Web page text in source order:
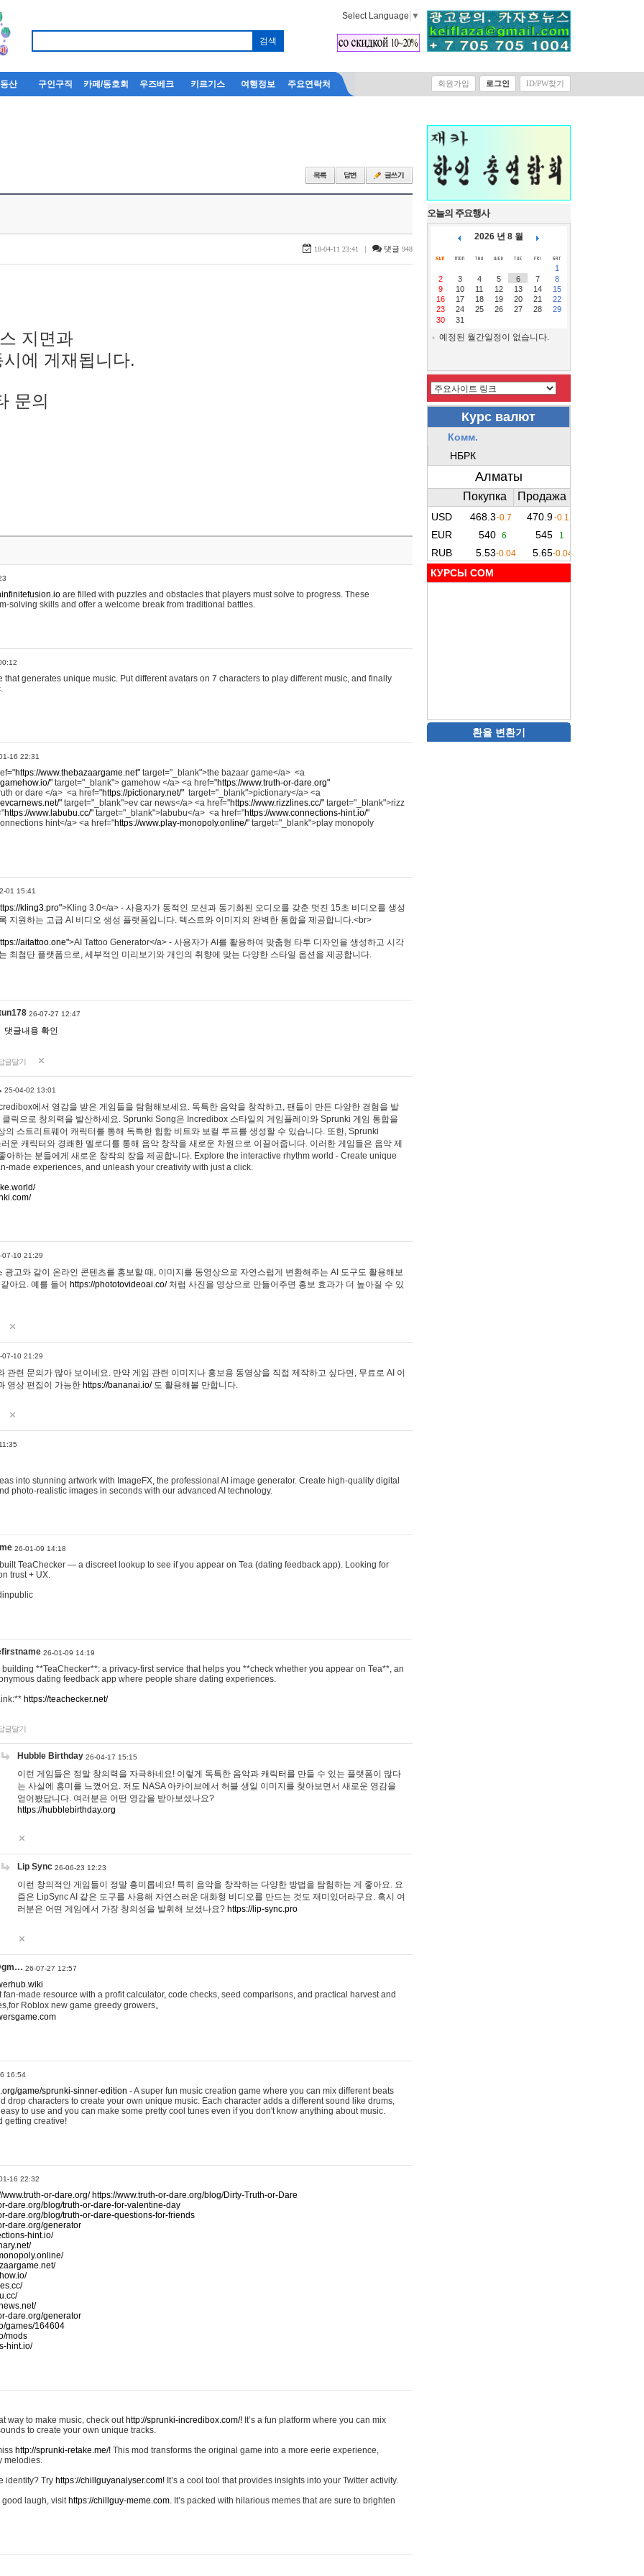
Select Language ▼
산 구인구직 카페/동호회 우즈베크 키르기스 여행정보 주요연락처 회원가입 로그인 ID/PW찾기
18-04-11 23:41 | 댓글 948
지면과
에 게재됩니다.
문의
are filled with puzzles and obstacles that players must solve to progress. These
solving skills and offer a welcome break from traditional battles.
that generates unique music. Put different avatars on 7 characters to play different music, and finally
16 22:31
https://www.thebazaargame.net" target="_blank">the bazaar game</a> <a
" target="_blank"> gamehow </a> <a href="https://www.truth-or-dare.org"
or dare </a> <a href="https://pictionary.net/" target="_blank">pictionary</a> <a
" target="_blank">ev car news</a> <a href="https://www.rizzlines.cc/" target="_blank">rizz
https://www.labubu.cc/" target="_blank">labubu</a> <a href="https://www.connections-hint.io/"
hint</a> <a href="https://www.play-monopoly.online/" target="_blank">play monopoly
01 15:41
kling3.pro">Kling 3.0</a> - 사용자가 동적인 모션과 동기화된 오디오를 갖춘 멋진 15초 비디오를 생성
지원하는 고급 AI 비디오 생성 플랫폼입니다. 텍스트와 이미지의 완벽한 통합을 제공합니다.<br>
aitattoo.one">AI Tattoo Generator</a> - 사용자가 AI를 활용하여 맞춤형 타투 디자인을 생성하고 시각
최첨단 플랫폼으로, 세부적인 미리보기와 개인의 취향에 맞는 다양한 스타일 옵션을 제공합니다.
26-07-27 12:47
댓글내용 확인
글달기
25-04-02 13:01
에서 영감을 받은 게임들을 탐험해보세요. 독특한 음악을 창작하고, 팬들이 만든 다양한 경험을 발
클릭으로 창의력을 발산하세요. Sprunki Song은 Incredibox 스타일의 게임플레이와 Sprunki 게임 통합을
의 스트리트웨어 캐릭터를 통해 독특한 힙합 비트와 보컬 루프를 생성할 수 있습니다. 또한, Sprunki
운 캐릭터와 경쾌한 멜로디를 통해 음악 창작을 새로운 차원으로 이끌어줍니다. 이러한 게임들은 음악 제
아하는 분들에게 새로운 창작의 장을 제공합니다. Explore the interactive rhythm world - Create unique
made experiences, and unleash your creativity with just a click.
07-10 21:29
광고와 같이 온라인 콘텐츠를 홍보할 때, 이미지를 동영상으로 자연스럽게 변환해주는 AI 도구도 활용해보
아요. 예를 들어 https://phototovideoai.co/처럼 사진을 영상으로 만들어주면 홍보 효과가 더 높아질 수 있
07-10 21:29
관련 문의가 많아 보이네요. 만약 게임 관련 이미지나 홍보용 동영상을 직접 제작하고 싶다면, 무료로 AI 이
영상 편집이 가능한 https://bananai.io/도 활용해볼 만합니다.
into stunning artwork with ImageFX, the professional AI image generator. Create high-quality digital
photo-realistic images in seconds with our advanced AI technology.
26-01-09 14:18
TeaChecker — a discreet lookup to see if you appear on Tea (dating feedback app). Looking for
trust + UX.
26-01-09 14:19
building **TeaChecker**: a privacy-first service that helps you **check whether you appear on Tea**, an
dating feedback app where people share dating experiences.
https://teachecker.net/
글달기
Hubble Birthday 26-04-17 15:15
이런 게임들은 정말 창의력을 자극하네요! 이렇게 독특한 음악과 캐릭터를 만들 수 있는 플랫폼이 많다
는 사실에 흥미를 느꼈어요. 저도 NASA 아카이브에서 허블 생일 이미지를 찾아보면서 새로운 영감을
얻어봤답니다. 여러분은 어떤 영감을 받아보셨나요?
https://hubblebirthday.org
Lip Sync 26-06-23 12:23
이런 창의적인 게임들이 정말 흥미롭네요! 특히 음악을 창작하는 다양한 방법을 탐험하는 게 좋아요. 요
즘은 LipSync AI 같은 도구를 사용해 자연스러운 대화형 비디오를 만드는 것도 재미있더라구요. 혹시 여
러분은 어떤 게임에서 가장 창의성을 발휘해 보셨나요? https://lip-sync.pro
26-07-27 12:57
made resource with a profit calculator, code checks, seed comparisons, and practical harvest and
Roblox new game greedy growers。
16:54
game/sprunki-sinner-edition - A super fun music creation game where you can mix different beats
drop characters to create your own unique music. Each character adds a different sound like drums,
to use and you can make some pretty cool tunes even if you don't know anything about music.
getting creative!
16 22:32
www.truth-or-dare.org/ https://www.truth-or-dare.org/blog/Dirty-Truth-or-Dare
dare.org/blog/truth-or-dare-for-valentine-day
dare.org/blog/truth-or-dare-questions-for-friends
dare.org/generator
hint.io/
dare.org/generator
games/164604
mods
hint.io/
way to make music, check out http://sprunki-incredibox.com/! It’s a fun platform where you can mix
to create your own unique tracks.
http://sprunki-retake.me/! This mod transforms the original game into a more eerie experience,
melodies.
identity? Try https://chillguyanalyser.com! It’s a cool tool that provides insights into your Twitter activity.
good laugh, visit https://chillguy-meme.com. It’s packed with hilarious memes that are sure to brighten
오늘의 주요행사
2026 년 8 월
1
2
3 4 5 6 7
8
9
10 11 12 13 14
15
16
17 18 19 20 21
22
23
24 25 26 27 28
29
30
31
예정된 월간일정이 없습니다.
КУРСЫ COM
환율 변환기